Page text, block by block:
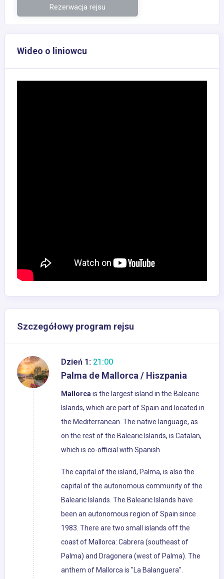
Rezerwacja rejsu
Wideo o liniowcu
Szczegółowy program rejsu
Dzień 1: 21:00
Palma de Mallorca / Hiszpania
Mallorcais the largest island in the Balearic
Islands, which are part of Spain and located in
the Mediterranean. The native language, as
on the rest of the Balearic Islands, is Catalan,
which is co-official with Spanish.
The capital of the island, Palma, is also the
capital of the autonomous community of the
Balearic Islands. The Balearic Islands have
been an autonomous region of Spain since
1983. There are two small islands off the
coast of Mallorca: Cabrera (southeast of
Palma) and Dragonera (west of Palma). The
anthem of Mallorca is "La Balanguera".